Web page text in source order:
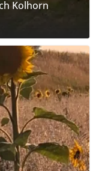
Kolhorn